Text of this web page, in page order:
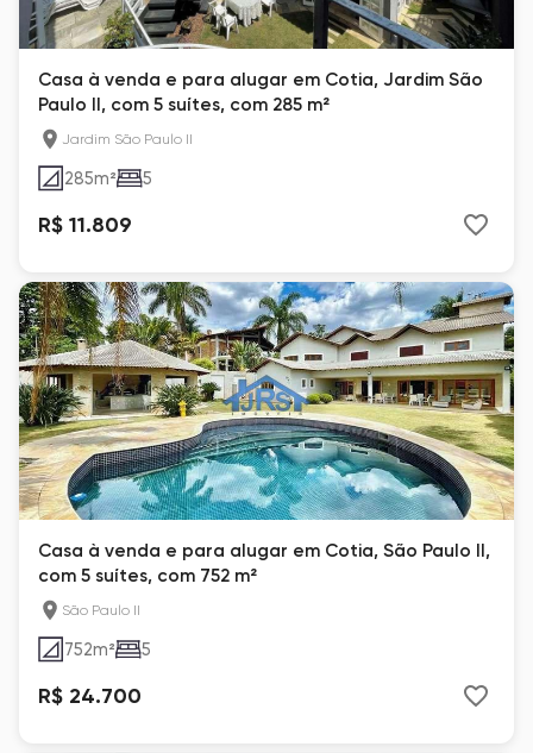
Casa à venda e para alugar em Cotia, Jardim São
Paulo II, com 5 suítes, com 285 m²
Jardim São Paulo II
285m² 5
R$ 11.809
Casa à venda e para alugar em Cotia, São Paulo II,
com 5 suítes, com 752 m²
São Paulo II
752m² 5
R$ 24.700